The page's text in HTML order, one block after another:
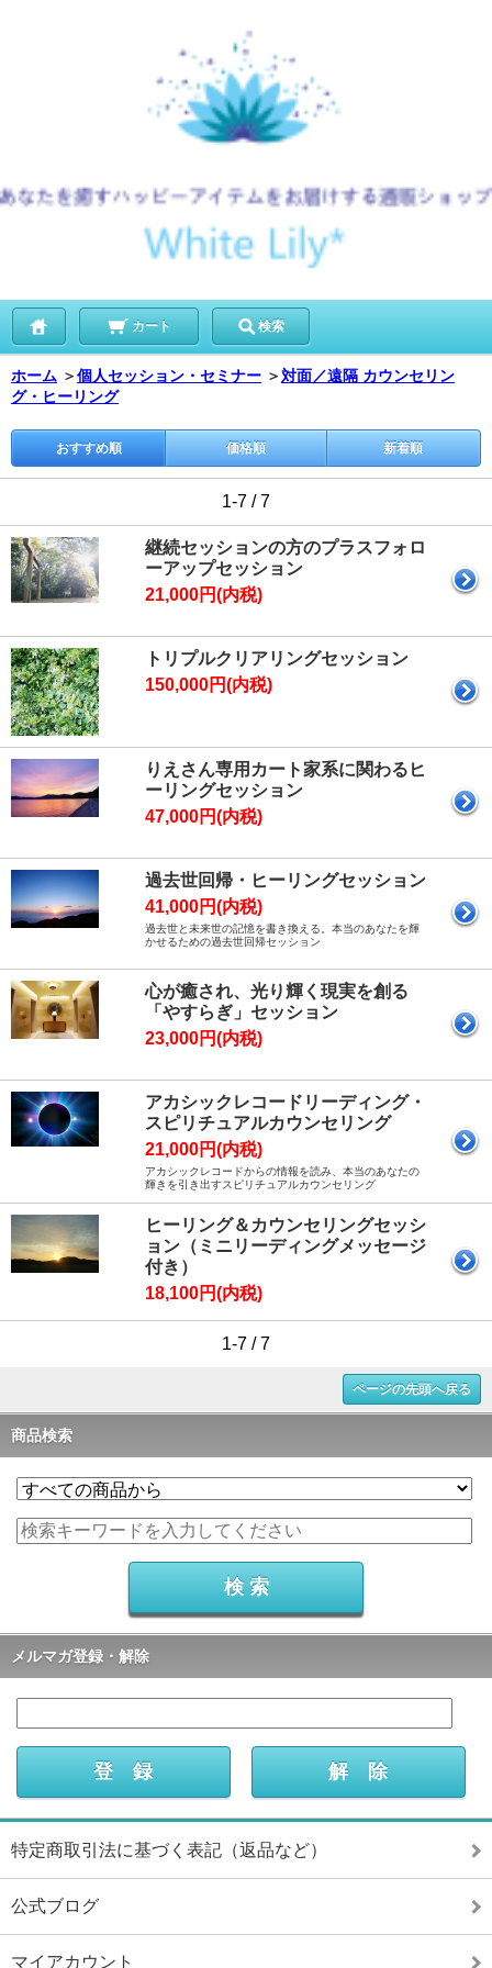
カート 検索
ホーム ＞個人セッション・セミナー ＞対面／遠隔 カウンセリン
グ・ヒーリング
おすすめ順 価格順 新着順
1-7 / 7
継続セッションの方のプラスフォロ
ーアップセッション
21,000円(内税)
トリプルクリアリングセッション
150,000円(内税)
りえさん専用カート家系に関わるヒ
ーリングセッション
47,000円(内税)
過去世回帰・ヒーリングセッション
41,000円(内税)
過去世と未来世の記憶を書き換える。本当のあなたを輝
かせるための過去世回帰セッション
心が癒され、光り輝く現実を創る
「やすらぎ」セッション
23,000円(内税)
アカシックレコードリーディング・
スピリチュアルカウンセリング
21,000円(内税)
アカシックレコードからの情報を読み、本当のあなたの
輝きを引き出すスピリチュアルカウンセリング
ヒーリング＆カウンセリングセッシ
ョン（ミニリーディングメッセージ
付き）
18,100円(内税)
1-7 / 7
ページの先頭へ戻る
商品検索
メルマガ登録・解除
特定商取引法に基づく表記（返品など）
公式ブログ
マイアカウント